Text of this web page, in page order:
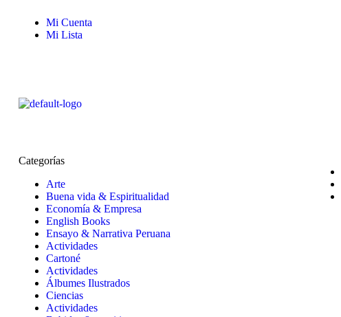
Mi Cuenta
Mi Lista
Categorías
Arte
Buena vida & Espiritualidad
Economía & Empresa
English Books
Ensayo & Narrativa Peruana
Actividades
Cartoné
Actividades
Álbumes Ilustrados
Ciencias
Actividades